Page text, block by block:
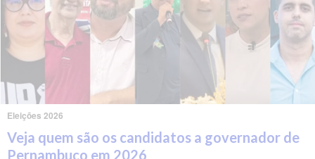
Eleições 2026
Veja quem são os candidatos a governador de
Pernambuco em 2026